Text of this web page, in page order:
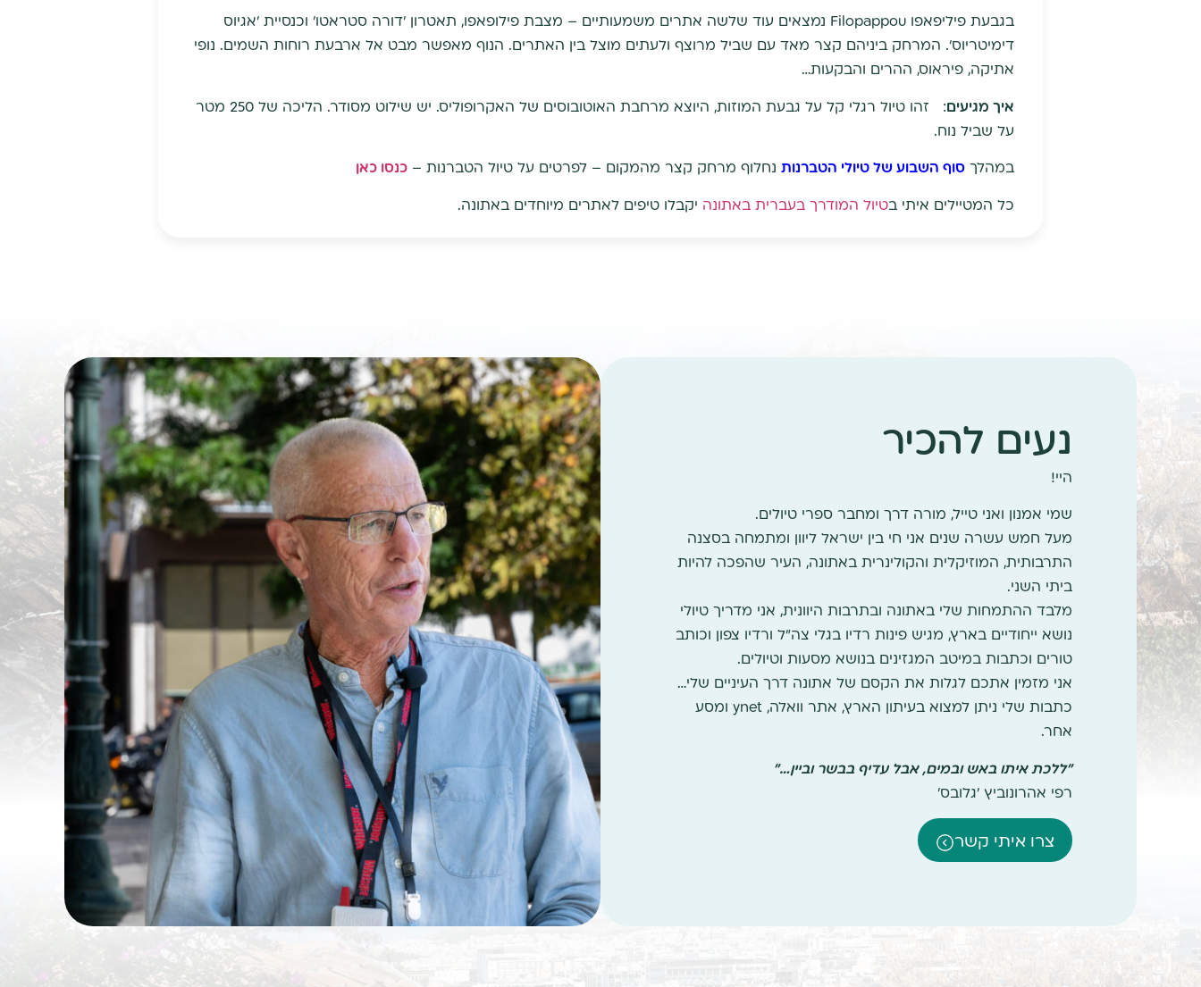
בגבעת פיליפאפו Filopappou נמצאים עוד שלשה אתרים משמעותיים – מצבת פילופאפו, תאטרון 'דורה סטראטו' וכנסיית 'אגיוס
דימיטריוס'. המרחק ביניהם קצר מאד עם שביל מרוצף ולעתים מוצל בין האתרים. הנוף מאפשר מבט אל ארבעת רוחות השמים. נופי
אתיקה, פיראוס, ההרים והבקעות…
איך מגיעים
: זהו טיול רגלי קל על גבעת המוזות, היוצא מרחבת האוטובוסים של האקרופוליס. יש שילוט מסודר. הליכה של 250 מטר
על שביל נוח.
במהלך סוף השבוע של טיולי הטברנות נחלוף מרחק קצר מהמקום – לפרטים על טיול הטברנות – כנסו כאן
כל המטיילים איתי בטיול המודרך בעברית באתונה יקבלו טיפים לאתרים מיוחדים באתונה.
נעים להכיר
היי!
שמי אמנון ואני טייל, מורה דרך ומחבר ספרי טיולים.
מעל חמש עשרה שנים אני חי בין ישראל ליוון ומתמחה בסצנה
התרבותית, המוזיקלית והקולינרית באתונה, העיר שהפכה להיות
ביתי השני.
מלבד ההתמחות שלי באתונה ובתרבות היוונית, אני מדריך טיולי
נושא ייחודיים בארץ, מגיש פינות רדיו בגלי צה"ל ורדיו צפון וכותב
טורים וכתבות במיטב המגזינים בנושא מסעות וטיולים.
אני מזמין אתכם לגלות את הקסם של אתונה דרך העיניים שלי…
כתבות שלי ניתן למצוא בעיתון הארץ, אתר וואלה, ynet ומסע
אחר.
"ללכת איתו באש ובמים, אבל עדיף בבשר וביין…"
רפי אהרונוביץ 'גלובס'
צרו איתי קשר